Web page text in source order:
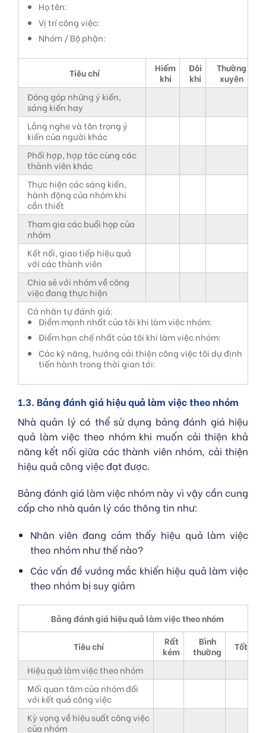
Họ tên:
Vị trí công việc:
Nhóm / Bộ phận:
Tiêu chí
Hiếm
khi
Đôi
khi
Thường
xuyên
Đóng góp những ý kiến,
sáng kiến hay
Lắng nghe và tôn trọng ý
kiến của người khác
Phối hợp, hợp tác cùng các
thành viên khác
Thực hiện các sáng kiến,
hành động của nhóm khi
cần thiết
Tham gia các buổi họp của
nhóm
Kết nối, giao tiếp hiệu quả
với các thành viên
Chia sẻ với nhóm về công
việc đang thực hiện
Cá nhân tự đánh giá:
Điểm mạnh nhất của tôi khi làm việc nhóm:
Điểm hạn chế nhất của tôi khi làm việc nhóm:
Các kỹ năng, hướng cải thiện công việc tôi dự định
tiến hành trong thời gian tới:
1.3. Bảng đánh giá hiệu quả làm việc theo nhóm
Nhà quản lý có thể sử dụng bảng đánh giá hiệu
quả làm việc theo nhóm khi muốn cải thiện khả
năng kết nối giữa các thành viên nhóm, cải thiện
hiệu quả công việc đạt được.
Bảng đánh giá làm việc nhóm này vì vậy cần cung
cấp cho nhà quản lý các thông tin như:
Nhân viên đang cảm thấy hiệu quả làm việc
theo nhóm như thế nào?
Các vấn đề vướng mắc khiến hiệu quả làm việc
theo nhóm bị suy giảm
Bảng đánh giá hiệu quả làm việc theo nhóm
Tiêu chí
Rất
kém
Bình
thường
Tốt
Hiệu quả làm việc theo nhóm
Mối quan tâm của nhóm đối
với kết quả công việc
Kỳ vọng về hiệu suất công việc
của nhóm